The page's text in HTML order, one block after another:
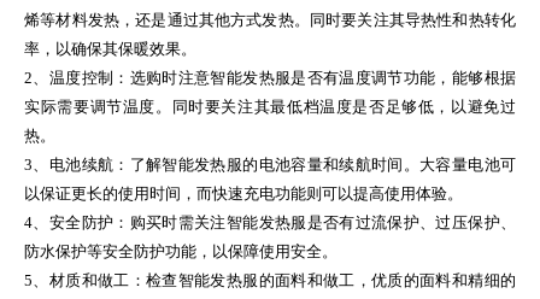
烯等材料发热，还是通过其他方式发热。同时要关注其导热性和热转化
率，以确保其保暖效果。
2、温度控制：选购时注意智能发热服是否有温度调节功能，能够根据
实际需要调节温度。同时要关注其最低档温度是否足够低，以避免过
热。
3、电池续航：了解智能发热服的电池容量和续航时间。大容量电池可
以保证更长的使用时间，而快速充电功能则可以提高使用体验。
4、安全防护：购买时需关注智能发热服是否有过流保护、过压保护、
防水保护等安全防护功能，以保障使用安全。
5、材质和做工：检查智能发热服的面料和做工，优质的面料和精细的